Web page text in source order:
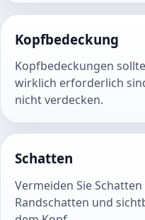
Kopfbedeckung
Kopfbedeckungen
wirklich erforderlich
nicht verdecken.
Schatten
Vermeiden Sie
Randschatten und